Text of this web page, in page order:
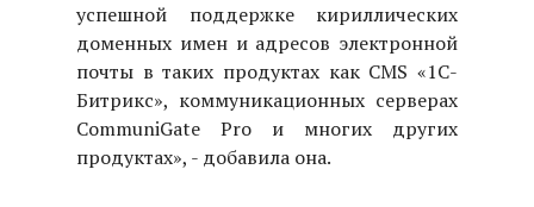
успешной поддержке кириллических
доменных имен и адресов электронной
почты в таких продуктах как CMS «1С-
Битрикс», коммуникационных серверах
CommuniGate Pro
и многих других
продуктах», - добавила она.